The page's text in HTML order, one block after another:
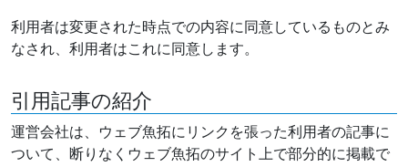
利用者は変更された時点での内容に同意しているものとみ
なされ、利用者はこれに同意します。
引用記事の紹介
運営会社は、ウェブ魚拓にリンクを張った利用者の記事に
ついて、断りなくウェブ魚拓のサイト上で部分的に掲載で